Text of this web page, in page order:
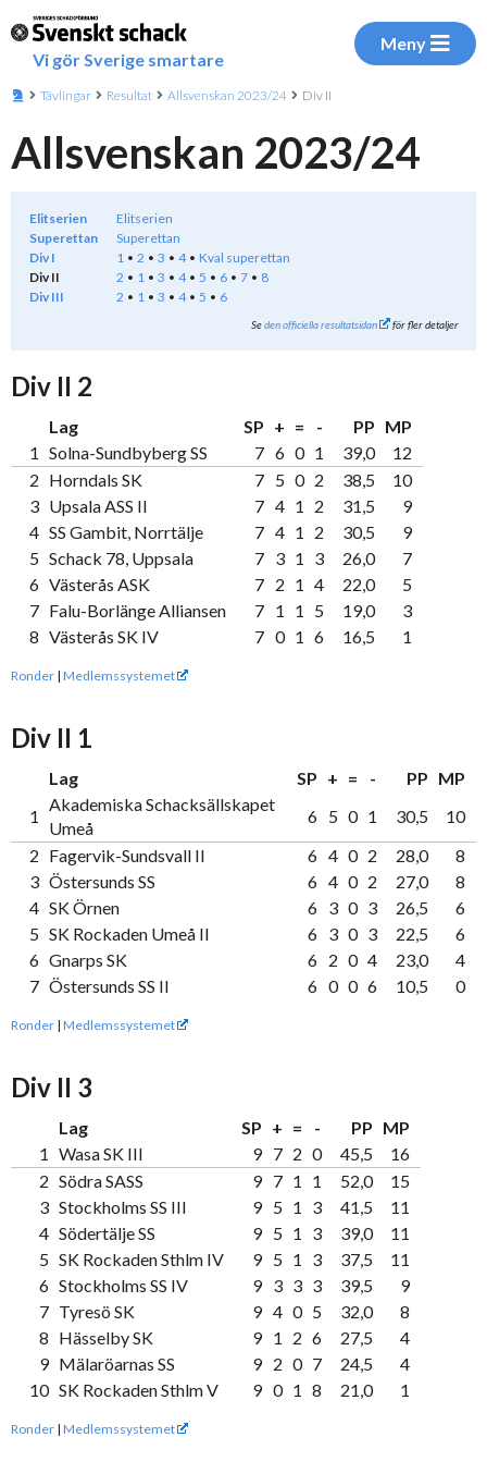
Vi gör Sverige smartare
Meny
Tävlingar Resultat Allsvenskan 2023/24 Div II
Allsvenskan 2023/24
Elitserien
Elitserien
Superettan
Superettan
Div I
1 2 3 4
Kval superettan
Div II
2 1 3 4 5 6 7
8
Div III
2 1 3 4 5 6
Seden officiella resultatsidan för fler detaljer
Div II 2
Lag SP + = - PP MP
1 Solna-Sundbyberg SS 7 6 0 1 39,0
12
2 Horndals SK 7 5 0 2 38,5
10
3 Upsala ASS II 7 4 1 2 31,5
9
4 SS Gambit, Norrtälje 7 4 1 2 30,5
9
5 Schack 78, Uppsala 7 3 1 3 26,0
7
6 Västerås ASK 7 2 1 4 22,0
5
7 Falu-Borlänge Alliansen 7 1 1 5 19,0
3
8 Västerås SK IV 7 0 1 6 16,5 1
Ronder | Medlemssystemet
Div II 1
Lag SP + = - PP MP
1
Akademiska Schacksällskapet
Umeå
6 5 0 1 30,5
10
2 Fagervik-Sundsvall II 6 4 0 2 28,0
8
3 Östersunds SS 6 4 0 2 27,0
8
4 SK Örnen 6 3 0 3 26,5
6
5 SK Rockaden Umeå II 6 3 0 3 22,5
6
6 Gnarps SK 6 2 0 4 23,0
4
7 Östersunds SS II 6 0 0 6 10,5 0
Ronder | Medlemssystemet
Div II 3
Lag SP + = - PP MP
1 Wasa SK III 9 7 2 0 45,5
16
2 Södra SASS 9 7 1 1 52,0
15
3 Stockholms SS III 9 5 1 3 41,5
11
4 Södertälje SS 9 5 1 3 39,0
11
5 SK Rockaden Sthlm IV 9 5 1 3 37,5
11
6 Stockholms SS IV 9 3 3 3 39,5
9
7 Tyresö SK 9 4 0 5 32,0
8
8 Hässelby SK 9 1 2 6 27,5
4
9 Mälaröarnas SS 9 2 0 7 24,5
4
10 SK Rockaden Sthlm V 9 0 1 8 21,0 1
Ronder | Medlemssystemet